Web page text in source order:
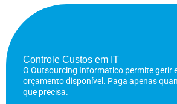
Controle Custos em IT
O Outsourcing Informatico permite gerir
orçamento disponível. Paga apenas
que precisa.